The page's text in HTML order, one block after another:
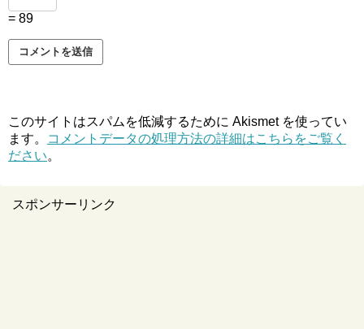
= 89
このサイトはスパムを低減するために Akismet を使ってい
ます。
コメントデータの処理方法の詳細はこちらをご覧く
ださい。
スポンサーリンク